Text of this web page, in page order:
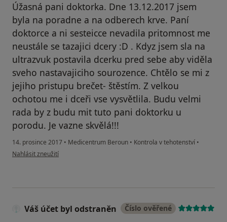
Úžasná pani doktorka. Dne 13.12.2017 jsem
byla na poradne a na odberech krve. Paní
doktorce a ni sesteicce nevadila pritomnost me
neustále se tazajici dcery :D . Kdyz jsem sla na
ultrazvuk postavila dcerku pred sebe aby viděla
sveho nastavajiciho sourozence. Chtělo se mi z
jejiho pristupu brečet- štěstím. Z velkou
ochotou me i dceři vse vysvětlila. Budu velmi
rada by z budu mit tuto pani doktorku u
porodu. Je vazne skvělá!!!
14. prosince 2017 • Medicentrum Beroun • Kontrola v tehotenství •
podle názoru uživatele Váš účet byl odstraněn
Nahlásit zneužití
Váš účet byl odstraněn Číslo ověřené